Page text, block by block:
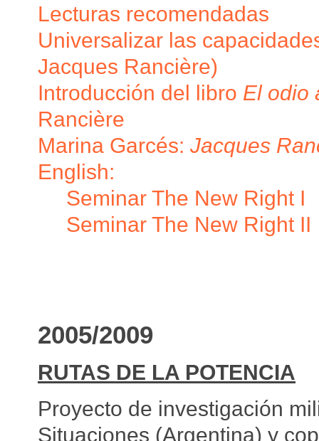
Lecturas recomendadas
Universalizar las
Jacques Rancière)
Introducción del libro El odio
Rancière
Marina Garcés: Jacques
English:
Seminar The New Right I
Seminar The New Right II
2005/2009
RUTAS DE LA POTENCIA
Proyecto de investigación
Situaciones (Argentina) y